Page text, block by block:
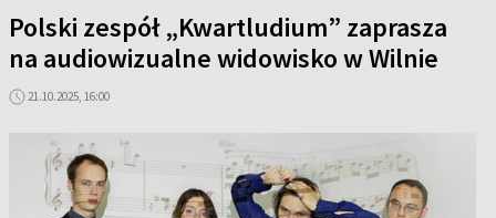
Polski zespół „Kwartludium” zaprasza
na audiowizualne widowisko w Wilnie
21.10.2025, 16:00